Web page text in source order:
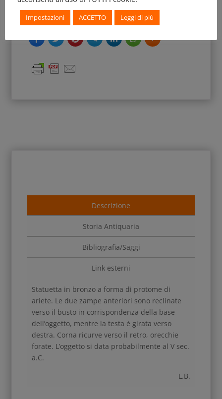
Anno Scoperta: 1829
Descrizione
Storia Antiquaria
Bibliografia/Saggi
Link esterni
Statuetta in bronzo a forma di protome di
ariete. Le due zampe anteriori sono reclinate
verso il busto in corrispondenza della base
dell’oggetto, mentre la testa è girata verso
destra. Corna ricurve verso il retro, orecchie
forate. L’oggetto si data probabilmente al V sec.
a.C.
L.B.
Impostazioni ACCETTO Leggi di più